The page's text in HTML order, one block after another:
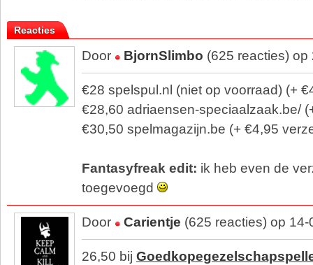
Reacties
Door BjornSlimbo (625 reacties)
€28 spelspul.nl (niet op voorraad) (+
€28,60 adriaensen-speciaalzaak.be/
€30,50 spelmagazijn.be (+ €4,95
Fantasyfreak edit: ik heb even de
toegevoegd
Door Carientje (625 reacties) op
26,50 bij